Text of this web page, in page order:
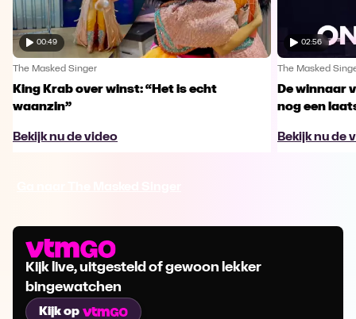
00:49
The Masked Singer
King Krab over winst: “Het is echt
waanzin”
Bekijk nu de video
02:56
The Masked
De winnaar
nog een
Bekijk nu de
Kijk live, uitgesteld of gewoon lekker
bingewatchen
Kijk op